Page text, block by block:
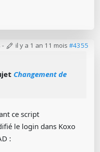
- il y a 1 an 11 mois #4355
Changement de
ce script
le login dans Koxo
: